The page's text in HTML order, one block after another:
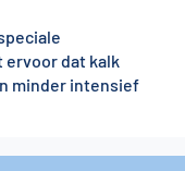
ervoor dat kalk
minder intensief